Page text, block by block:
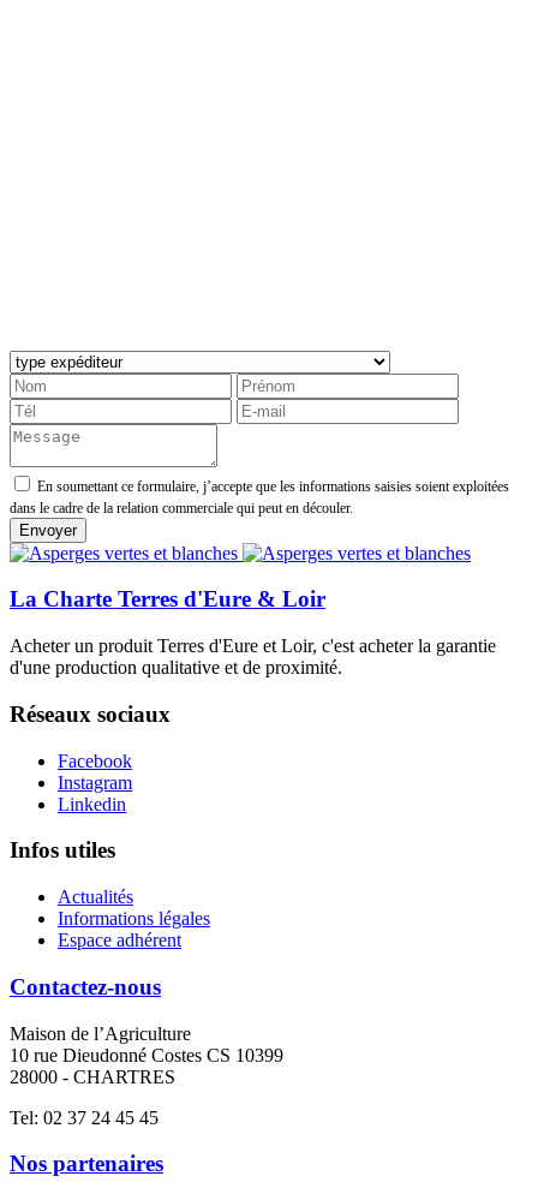
En soumettant ce formulaire, j’accepte que les informations saisies soient exploitées
dans le cadre de la relation commerciale qui peut en découler.
La Charte Terres d'Eure & Loir
Acheter un produit Terres d'Eure et Loir, c'est acheter la garantie
d'une production qualitative et de proximité.
Réseaux sociaux
Facebook
Instagram
Linkedin
Infos utiles
Actualités
Informations légales
Espace adhérent
Contactez-nous
Maison de l’Agriculture
10 rue Dieudonné Costes CS 10399
28000 - CHARTRES
Tel: 02 37 24 45 45
Nos partenaires